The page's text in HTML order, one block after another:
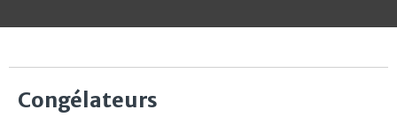
Congélateurs